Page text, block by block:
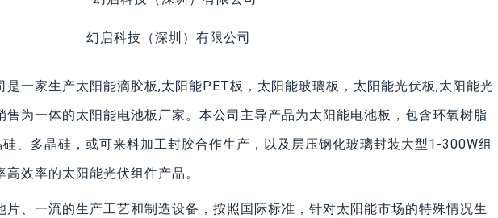
幻启科技（深圳）有限公司
是一家生产太阳能滴胶板,太阳能PET板，太阳能玻璃板，太阳能光伏板,太阳能光
售为一体的太阳能电池板厂家。本公司主导产品为太阳能电池板，包含环氧树脂
、多晶硅，或可来料加工封胶合作生产，以及层压钢化玻璃封装大型1-300W组
效率的太阳能光伏组件产品。
片、一流的生产工艺和制造设备，按照国际标准，针对太阳能市场的特殊情况生